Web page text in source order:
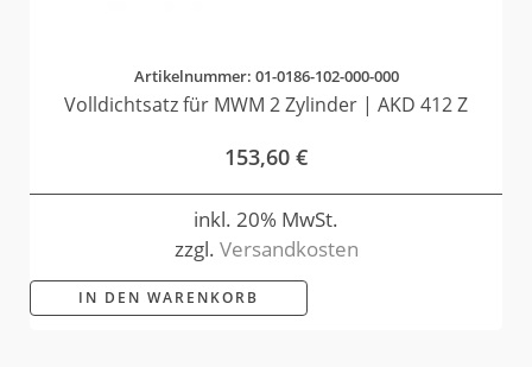
Artikelnummer: 01-0186-102-000-000
Volldichtsatz für MWM 2 Zylinder | AKD 412 Z
153,60 €
inkl. 20% MwSt.
zzgl. Versandkosten
IN DEN WARENKORB